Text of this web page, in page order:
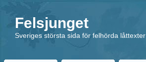
Felsjunget
Sveriges största sida för felhörda låttexter